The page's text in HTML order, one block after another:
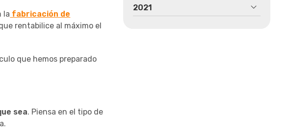
la fabricación de
rentabilice al máximo el
que hemos preparado
sea. Piensa en el tipo de
2021